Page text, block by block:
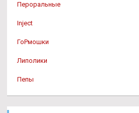
Пероральные
Inject
ГоРмошки
Липолики
Пепы